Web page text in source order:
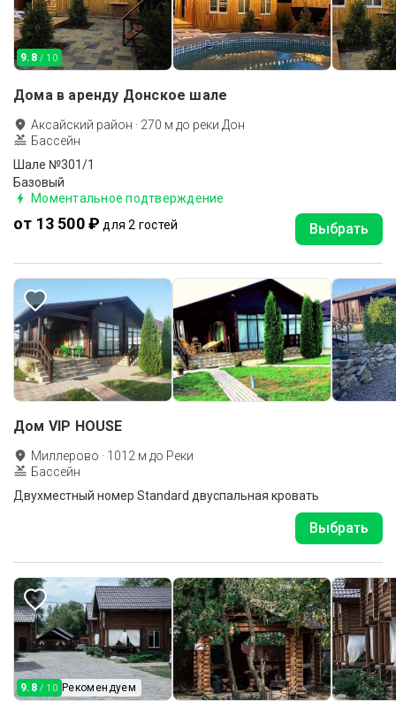
9.8 / 10
Дома в аренду Донское шале
Аксайский район · 270 м до реки Дон
Бассейн
Шале №301/1
Базовый
Моментальное подтверждение
от 13 500 ₽ для 2 гостей Выбрать
Дом VIP HOUSE
Миллерово · 1012 м до Реки
Бассейн
Двухместный номер Standard двуспальная кровать
Выбрать
9.8 / 10 Рекомендуем